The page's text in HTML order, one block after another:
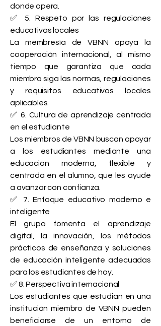
donde opera.
✅ 5. Respeto por las regulaciones
educativas locales
La membresía de VBNN apoya la
cooperación internacional, al mismo
tiempo que garantiza que cada
miembro siga las normas, regulaciones
y requisitos educativos locales
aplicables.
✅ 6. Cultura de aprendizaje centrada
en el estudiante
Los miembros de VBNN buscan apoyar
a los estudiantes mediante una
educación moderna, flexible y
centrada en el alumno, que les ayude
a avanzar con confianza.
✅ 7. Enfoque educativo moderno e
inteligente
El grupo fomenta el aprendizaje
digital, la innovación, los métodos
prácticos de enseñanza y soluciones
de educación inteligente adecuadas
para los estudiantes de hoy.
✅ 8. Perspectiva internacional
Los estudiantes que estudian en una
institución miembro de VBNN pueden
beneficiarse de un entorno de